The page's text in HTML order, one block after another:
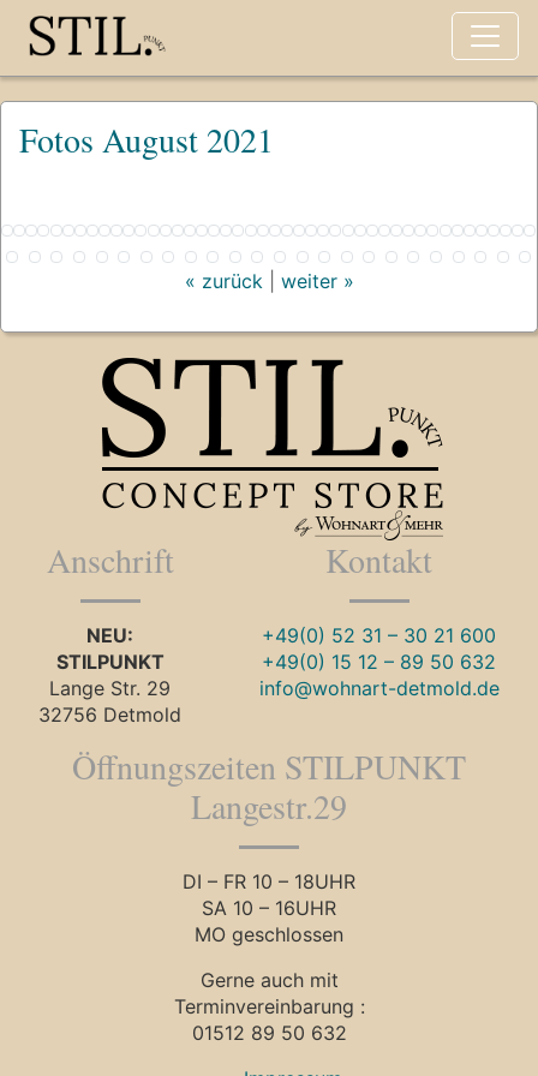
Fotos August 2021
« zurück weiter »
Anschrift
NEU:
STILPUNKT
Lange Str. 29
32756 Detmold
Kontakt
+49(0) 52 31 – 30 21 600
+49(0) 15 12 – 89 50 632
info@wohnart-detmold.de
Öffnungszeiten STILPUNKT
Langestr.29
DI – FR 10 – 18UHR
SA 10 – 16UHR
MO geschlossen
Gerne auch mit
Terminvereinbarung :
01512 89 50 632